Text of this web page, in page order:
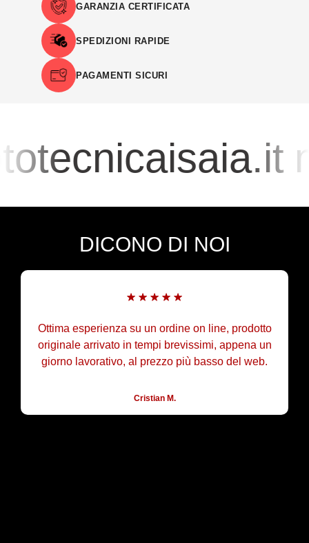
GARANZIA CERTIFICATA
SPEDIZIONI RAPIDE
PAGAMENTI SICURI
DICONO DI NOI
Ottima esperienza su un ordine on line, prodotto
originale arrivato in tempi brevissimi, appena un
giorno lavorativo, al prezzo più basso del web.
Cristian M.